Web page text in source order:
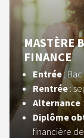
MASTÈRE
FINANCE
Entrée: Bac
Rentrée:
Alternance
Diplôme
financière